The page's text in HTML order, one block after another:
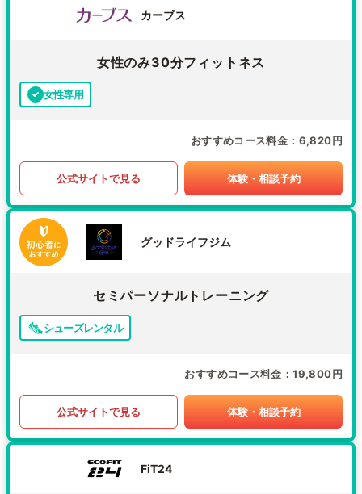
カーブス
女性のみ30分フィットネス
女性専用
おすすめコース料金 6,820円
公式サイトで見る 体験・相談予約
グッドライフジム
セミパーソナルトレーニング
シューズレンタル
おすすめコース料金 19,800円
公式サイトで見る 体験・相談予約
FiT24